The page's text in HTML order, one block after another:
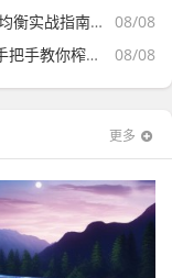
08/08
性价比套餐横评）
08/08
干每一兆带宽
更多